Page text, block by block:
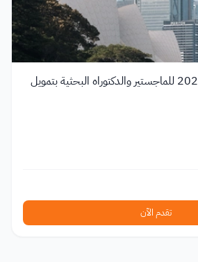
منحة جامعة سيدني 2027 للماجستير والدكتوراه البحثية بتمويل
تقدم الآن